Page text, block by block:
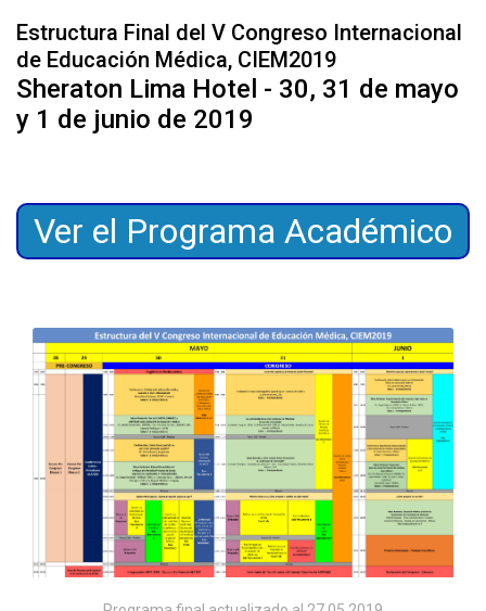
Estructura Final del V Congreso Internacional
de Educación Médica, CIEM2019
Sheraton Lima Hotel - 30, 31 de mayo
y 1 de junio de 2019
Ver el Programa Académico